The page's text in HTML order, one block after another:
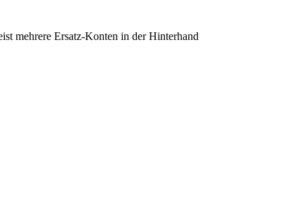
mehrere Ersatz-Konten in der Hinterhand